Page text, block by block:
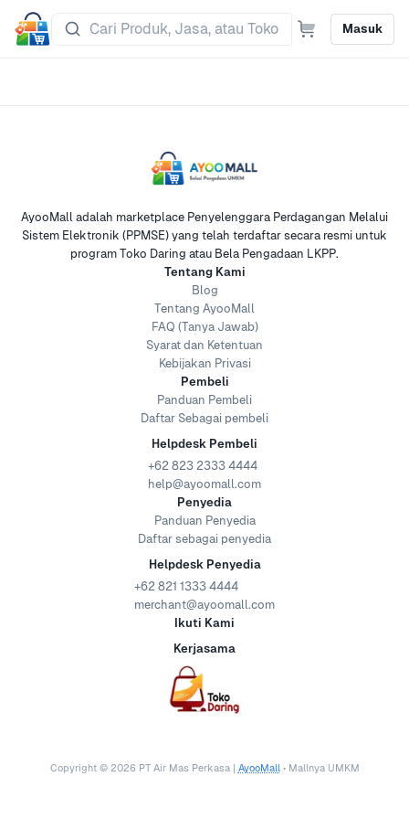
Masuk
AyooMall adalah marketplace Penyelenggara Perdagangan Melalui
Sistem Elektronik (PPMSE) yang telah terdaftar secara resmi untuk
program Toko Daring atau Bela Pengadaan LKPP.
Tentang Kami
Blog
Tentang AyooMall
FAQ (Tanya Jawab)
Syarat dan Ketentuan
Kebijakan Privasi
Pembeli
Panduan Pembeli
Daftar Sebagai pembeli
Helpdesk Pembeli
+62 823 2333 4444
help@ayoomall.com
Penyedia
Panduan Penyedia
Daftar sebagai penyedia
Helpdesk Penyedia
+62 821 1333 4444
merchant@ayoomall.com
Ikuti Kami
Kerjasama
Copyright © 2026 PT Air Mas Perkasa | AyooMall • Mallnya UMKM